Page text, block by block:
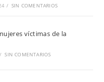
/ SIN COMENTARIOS
víctimas de la
/ SIN COMENTARIOS